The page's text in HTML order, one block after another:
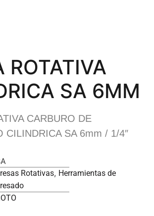
ROTATIVA
SA 6MM
CARBURO DE
CILINDRICA SA 6mm / 1/4″
Rotativas, Herramientas de